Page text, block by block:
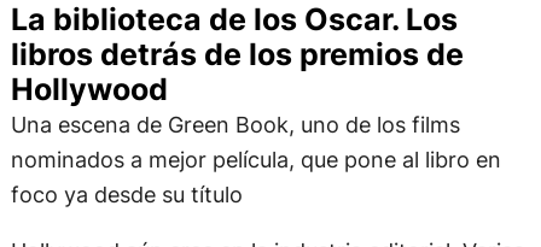
La biblioteca de los Oscar. Los
libros detrás de los premios de
Hollywood
Una escena de Green Book, uno de los films
nominados a mejor película, que pone al libro en
foco ya desde su título